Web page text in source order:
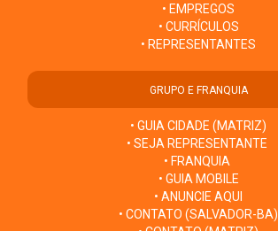
• EMPREGOS
• CURRÍCULOS
• REPRESENTANTES
GRUPO E FRANQUIA
• GUIA CIDADE (MATRIZ)
• SEJA REPRESENTANTE
• FRANQUIA
• GUIA MOBILE
• ANUNCIE AQUI
• CONTATO (SALVADOR-BA)